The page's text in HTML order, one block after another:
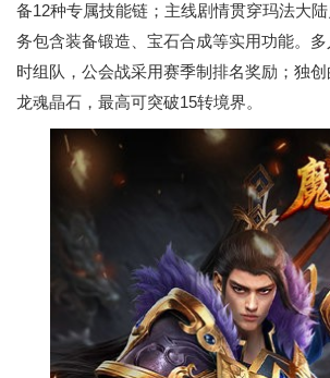
备12种专属技能链；主线剧情贯穿玛法大
务包含装备锻造、宝石合成等实用功能。
时组队，公会战采用赛季制排名奖励；独
龙魂晶石，最高可突破15转境界。